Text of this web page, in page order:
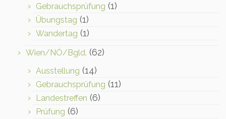
Gebrauchsprüfung (1)
Übungstag (1)
Wandertag (1)
Wien/NÖ/Bgld. (62)
Ausstellung (14)
Gebrauchsprüfung (11)
Landestreffen (6)
Prüfung (6)